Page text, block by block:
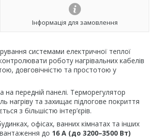
Інформація для замовлення
системами електричної теплої
роботу нагрівальних кабелів
довговічністю та простотою у
передній панелі. Терморегулятор
нагріву та захищає підлогове покриття
з більшістю інтер’єрів.
офісах, ванних кімнатах та інших
до 16 А (до 3200–3500 Вт)